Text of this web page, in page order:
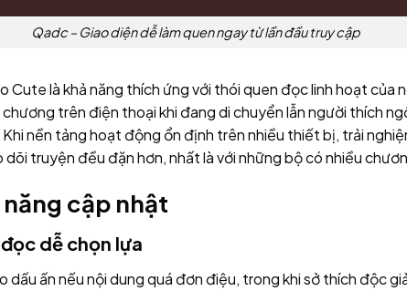
Qadc – Giao diện dễ làm quen ngay từ lần đầu truy cập
Cute là khả năng thích ứng với thói quen đọc linh hoạt của
trên điện thoại khi đang di chuyển lẫn người thích
nền tảng hoạt động ổn định trên nhiều thiết bị, trải
truyện đều đặn hơn, nhất là với những bộ có nhiều
cập nhật
dễ chọn lựa
ấn nếu nội dung quá đơn điệu, trong khi sở thích độc